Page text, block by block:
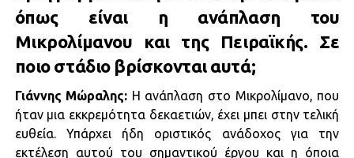
όπως είναι η ανάπλαση του
Μικρολίμανου και της Πειραϊκής. Σε
ποιο στάδιο βρίσκονται αυτά;
Γιάννης Μώραλης: Η ανάπλαση στο Μικρολίμανο, που
ήταν μια εκκρεμότητα δεκαετιών, έχει μπει στην τελική
ευθεία. Υπάρχει ήδη οριστικός ανάδοχος για την
εκτέλεση αυτού του σημαντικού έργου και η όποια